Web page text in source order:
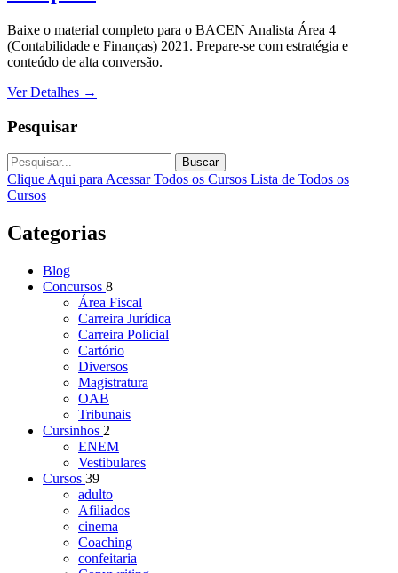
Baixe o material completo para o BACEN Analista Área 4
(Contabilidade e Finanças) 2021. Prepare-se com estratégia e
conteúdo de alta conversão.
Ver Detalhes →
Pesquisar
Buscar
Clique Aqui para Acessar Todos os Cursos Lista de Todos os
Cursos
Categorias
Blog
Concursos 8
Área Fiscal
Carreira Jurídica
Carreira Policial
Cartório
Diversos
Magistratura
OAB
Tribunais
Cursinhos 2
ENEM
Vestibulares
Cursos 39
adulto
Afiliados
cinema
Coaching
confeitaria